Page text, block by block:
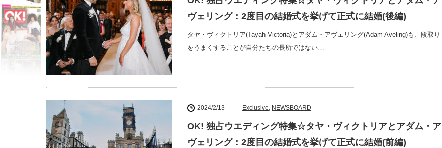
ヴェリング：2度目の結婚式を挙げて正式に結婚(後編)
タヤ・ヴィクトリア(Tayah Victoria)とアダム・アヴェリング(Adam Aveling)も、段取り
をうまくすることが自分たちの長所ではない…
2024/2/13 Exclusive, NEWSBOARD
OK! 独占ウエディング特集☆タヤ・ヴィクトリアとアダム・ア
ヴェリング：2度目の結婚式を挙げて正式に結婚(前編)